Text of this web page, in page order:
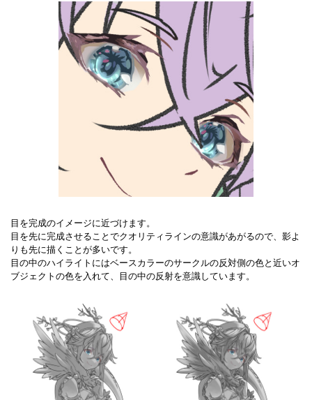
目を完成のイメージに近づけます。
目を先に完成させることでクオリティラインの意識があがるので、影よ
りも先に描くことが多いです。
目の中のハイライトにはベースカラーのサークルの反対側の色と近いオ
ブジェクトの色を入れて、目の中の反射を意識しています。